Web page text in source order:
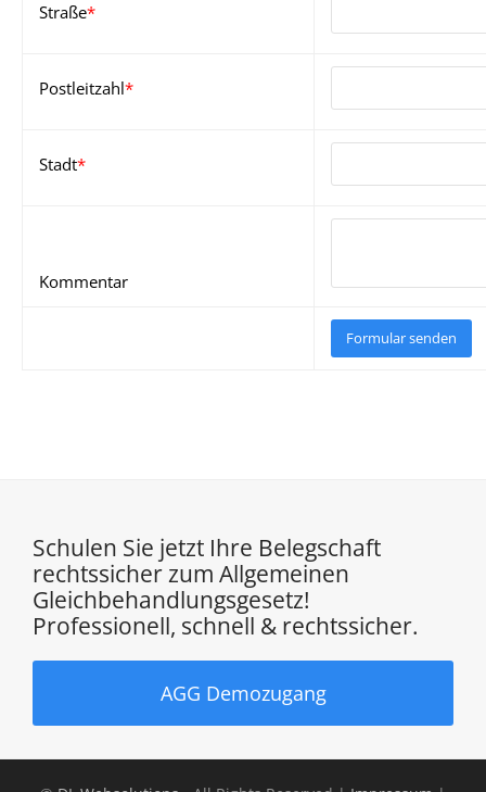
Straße*
Postleitzahl*
Stadt*
Kommentar
Schulen Sie jetzt Ihre Belegschaft
rechtssicher zum Allgemeinen
Gleichbehandlungsgesetz!
Professionell, schnell & rechtssicher.
AGG Demozugang